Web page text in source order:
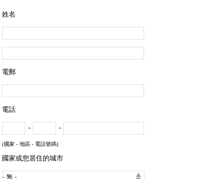
姓名
電郵
電話
- -
(國家 - 地區 - 電話號碼)
國家或您居住的城市